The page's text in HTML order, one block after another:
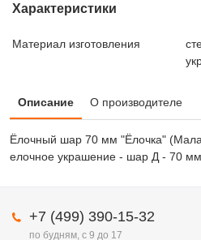
Характеристики
Материал изготовления
Описание О производителе
Ёлочный шар 70 мм "Ёлочка"
елочное украшение - шар Д - 70 мм
+7 (499) 390-15-32
по будням, с 9 до 17